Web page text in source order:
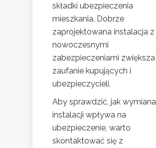
składki ubezpieczenia
mieszkania. Dobrze
zaprojektowana instalacja z
nowoczesnymi
zabezpieczeniami zwiększa
zaufanie kupujących i
ubezpieczycieli.
Aby sprawdzić, jak wymiana
instalacji wpływa na
ubezpieczenie, warto
skontaktować się z